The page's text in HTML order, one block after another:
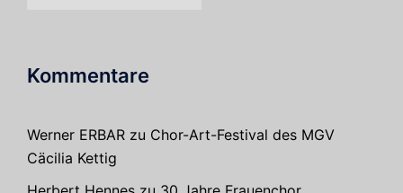
Kommentare
Werner ERBAR zu Chor-Art-Festival des MGV
Cäcilia Kettig